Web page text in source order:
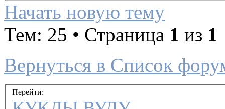
Начать новую тему
Тем: 25 • Страница 1 из 1
Вернуться в Список
Перейти: